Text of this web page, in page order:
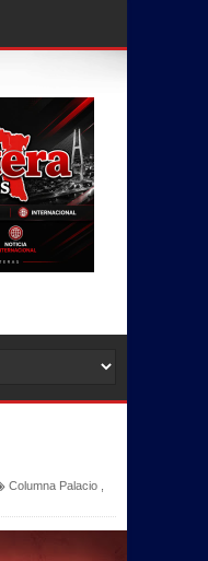
Columna Palacio